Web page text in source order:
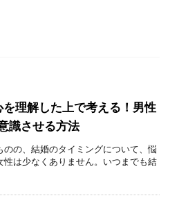
を理解した上で考える！男性
識させる方法
のの、結婚のタイミングについて、悩
性は少なくありません。いつまでも結